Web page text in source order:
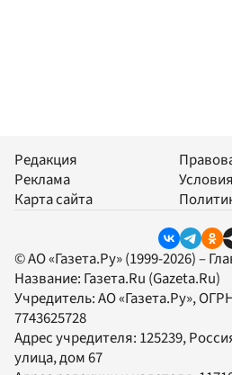
Редакция
Реклама
Карта сайта
© АО «Газета.Ру» (1999-2026) –
Название: Газета.Ru (Gazeta.Ru)
Учредитель:АО «Газета.Ру»,
7743625728
Адрес учредителя: 125239,
улица, дом 67